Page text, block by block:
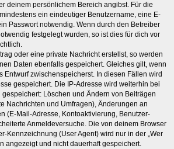
deinem persönlichem Bereich angibst. Für die
ein eindeutiger Benutzername, eine E-
Passwort notwendig. Wenn durch den Betreiber
festgelegt wurden, so ist dies für dich vor
oder eine private Nachricht erstellst, so werden
Daten ebenfalls gespeichert. Gleiches gilt, wenn
Entwurf zwischenspeicherst. In diesen Fällen wird
gespeichert. Die IP-Adresse wird weiterhin bei
Löschen und Ändern von Beiträgen
Nachrichten und Umfragen), Änderungen an
(E-Mail-Adresse, Kontoaktivierung, Benutzer-
Anmeldeversuche. Die von deinem Browser
Kennzeichnung (User Agent) wird nur in der „Wer
angezeigt und nicht dauerhaft gespeichert.